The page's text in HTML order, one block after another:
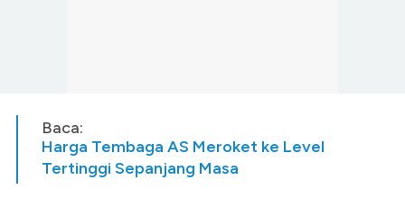
Baca:
Harga Tembaga AS Meroket ke Level
Tertinggi Sepanjang Masa